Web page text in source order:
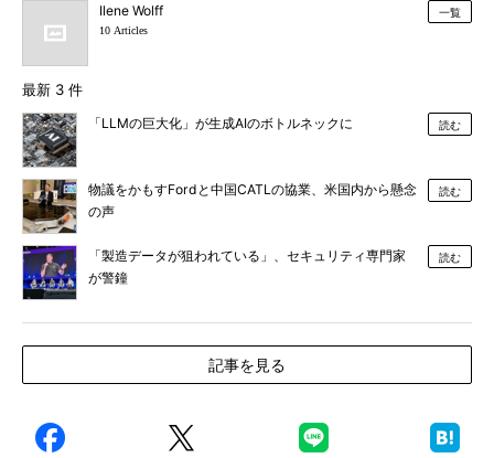
Ilene Wolff
10 Articles
一覧
最新 3 件
「LLMの巨大化」が生成AIのボトルネックに 読む
物議をかもすFordと中国CATLの協業、米国内から懸念
の声
読む
「製造データが狙われている」、セキュリティ専門家
が警鐘
読む
記事を見る